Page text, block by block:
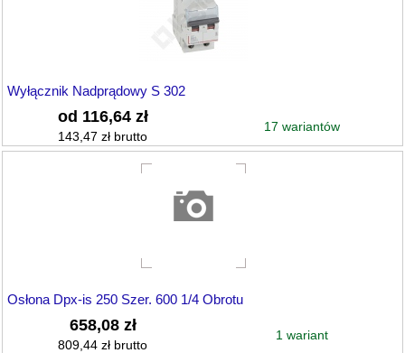
Wyłącznik Nadprądowy S 302
od 116,64 zł
143,47 zł brutto
17 wariantów
Osłona Dpx-is 250 Szer. 600 1/4 Obrotu
658,08 zł
809,44 zł brutto
1 wariant